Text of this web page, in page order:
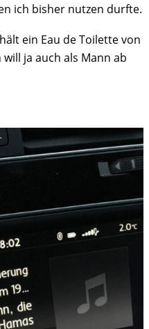
ich bisher nutzen durfte.
ein Eau de Toilette von
will ja auch als Mann ab